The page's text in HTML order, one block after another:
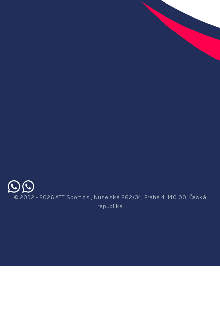
© 2002 - 2026 ATT Sport z.s., Nuselská 262/34, Praha 4, 140 00, Česká
republika